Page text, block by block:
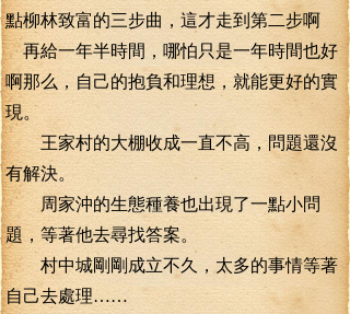
點柳林致富的三步曲，這才走到第二步啊
再給一年半時間，哪怕只是一年時間也好
啊那么，自己的抱負和理想，就能更好的實
現。
王家村的大棚收成一直不高，問題還沒
有解決。
周家沖的生態種養也出現了一點小問
題，等著他去尋找答案。
村中城剛剛成立不久，太多的事情等著
自己去處理……